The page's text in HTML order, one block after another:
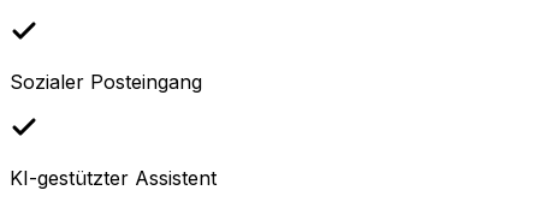
Sozialer Posteingang
KI-gestützter Assistent